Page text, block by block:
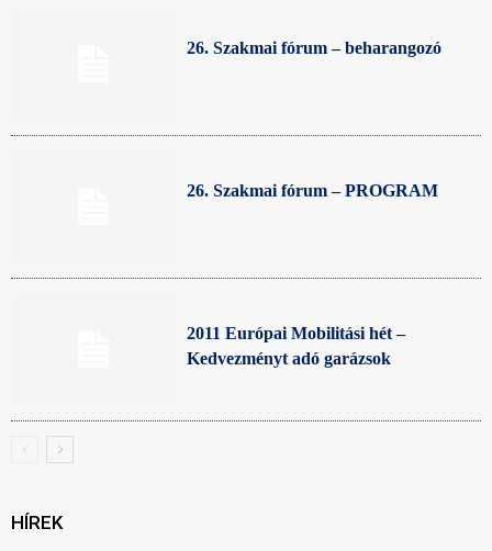
26. Szakmai fórum – beharangozó
26. Szakmai fórum – PROGRAM
2011 Európai Mobilitási hét –
Kedvezményt adó garázsok
HÍREK